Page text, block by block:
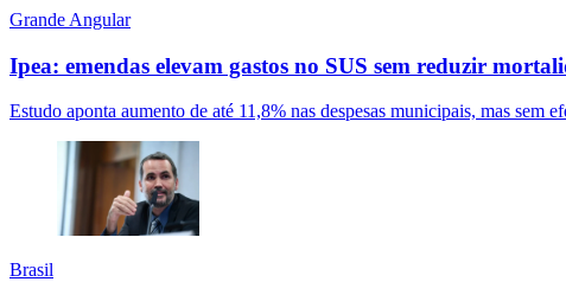
Grande Angular
Ipea: emendas elevam gastos no SUS sem reduzir
Estudo aponta aumento de até 11,8% nas despesas municipais, mas sem
Brasil